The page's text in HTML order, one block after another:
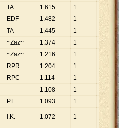
TA 1.615 1
615
EDF 1.482 1 1
TA 1.445 1
445
~Zaz~ 1.374 1 1.
~Zaz~ 1.216 1
RPR 1.204 1
RPC 1.114 1 1
1.108 1 1
P.F. 1.093 1 093
I.K. 1.072 1